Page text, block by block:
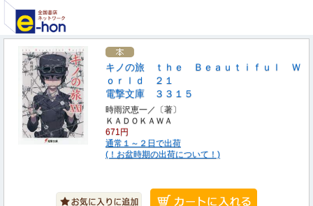
キノの旅 ｔｈｅ Ｂｅａｕｔｉｆｕｌ Ｗ
ｏｒｌｄ ２１
電撃文庫 ３３１５
時雨沢恵一／〔著〕
ＫＡＤＯＫＡＷＡ
671円
通常１～２日で出荷
(！お盆時期の出荷について！)